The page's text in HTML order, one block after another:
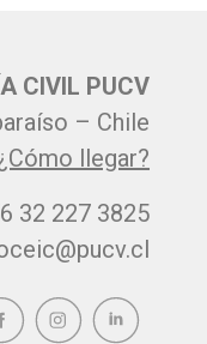
CIVIL PUCV
– Chile
llegar?
32 227 3825